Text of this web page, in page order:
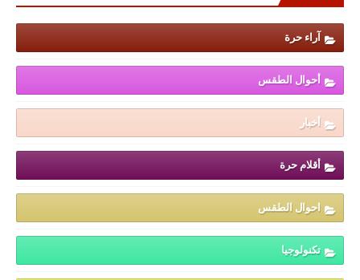
آراء حرة
أحوال الطقس
أخبار
أقلام حرة
احوال الطقس
تكنولوجيا